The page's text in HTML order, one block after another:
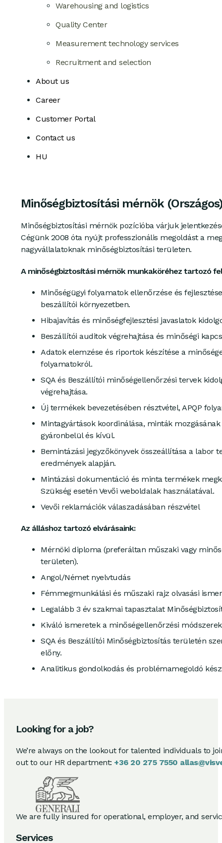
Warehousing and logistics
Quality Center
Measurement technology services
Recruitment and selection
About us
Career
Customer Portal
Contact us
HU
Minőségbiztosítási mérnök
Minőségbiztosítási mérnök pozícióba várjuk
Cégünk 2008 óta nyújt professzionális megoldást a
nagyvállalatoknak minőségbiztosítási területen.
A minőségbiztosítási mérnök munkaköréhez tartozó
Minőségügyi folyamatok ellenőrzése és
beszállítói környezetben.
Hibajavítás és minőségfejlesztési javaslatok
Beszállítói auditok végrehajtása és minőségi
Adatok elemzése és riportok készítése a
folyamatokról.
SQA és Beszállítói minőségellenőrzési tervek
végrehajtása.
Új termékek bevezetésében résztvétel, APQP
Mintagyártások koordinálása, minták
gyáronbelül és kívül.
Bemintázási jegyzőkönyvek összeállítása a labor
eredmények alapján.
Mintázási dokumentáció és minta termékek
Szükség esetén Vevői weboldalak használatával.
Vevői reklamációk válaszadásában részvétel
Az álláshoz tartozó elvárásaink:
Mérnöki diploma (preferáltan műszaki vagy
területen).
Angol/Német nyelvtudás
Fémmegmunkálási és műszaki rajz olvasási
Legalább 3 év szakmai tapasztalat
Kiváló ismeretek a minőségellenőrzési
SQA és Beszállítói Minőségbiztosítás területén
előny.
Analitikus gondolkodás és problémamegoldó
Services
Looking for a job?
We’re always on the lookout for talented individuals to
out to our HR department: +36 20 275 7550
We are fully insured for operational, employer, and